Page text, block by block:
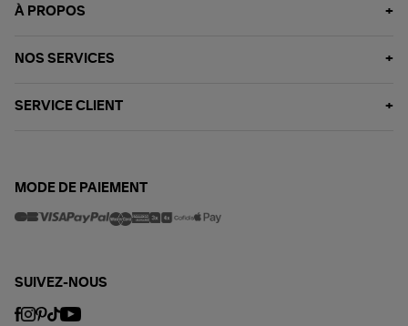
À PROPOS
NOS SERVICES
SERVICE CLIENT
MODE DE PAIEMENT
SUIVEZ-NOUS